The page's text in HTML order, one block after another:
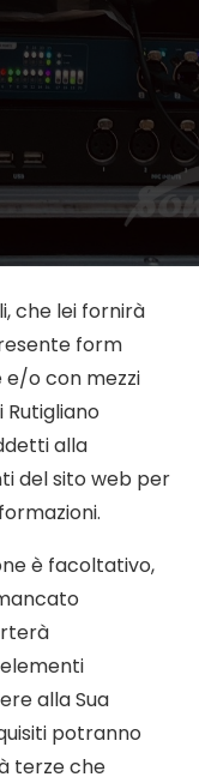
che lei fornirà
form
o con mezzi
Rutigliano
alla
del sito web per
è facoltativo,
alla Sua
potranno
terze che